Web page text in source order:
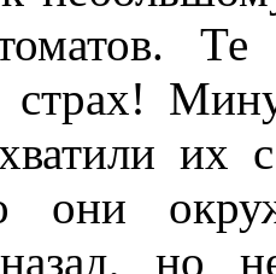
Те
их
они
назад, но